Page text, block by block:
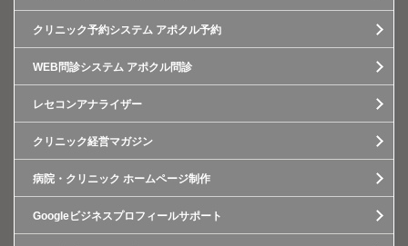
クリニック予約システム アポクル予約
WEB問診システム アポクル問診
レセコンアナライザー
クリニック経営マガジン
病院・クリニック ホームページ制作
Googleビジネスプロフィールサポート